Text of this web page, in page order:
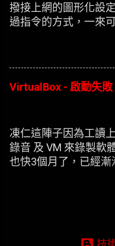
撥接上網的圖形化設
過指令的方式，一來
VirtualBox - 啟動失
凍仁這陣子因為工讀
錄音 及 VM 來錄製軟
也快3個月了，已經漸
案。 一開始要安裝